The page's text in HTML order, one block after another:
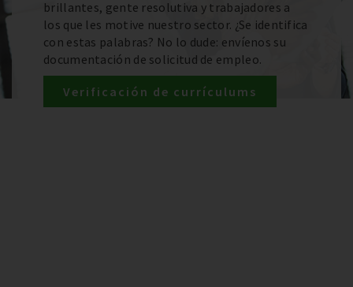
brillantes, gente resolutiva y trabajadores a
los que les motive nuestro sector. ¿Se identifica
con estas palabras? No lo dude: envíenos su
documentación de solicitud de empleo.
Verificación de currículums